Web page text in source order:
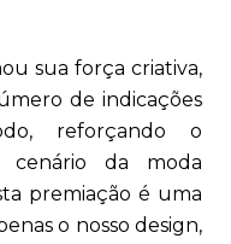
sua força criativa,
de indicações
reforçando o
cenário da moda
premiação é uma
o nosso design,